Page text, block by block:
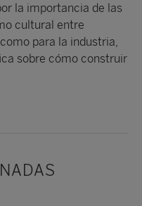
la importancia de las
cultural entre
para la industria,
sobre cómo construir